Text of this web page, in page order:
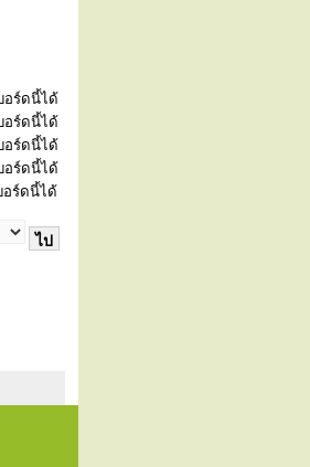
อร์ดนี้ได้
อร์ดนี้ได้
อร์ดนี้ได้
อร์ดนี้ได้
ร์ดนี้ได้